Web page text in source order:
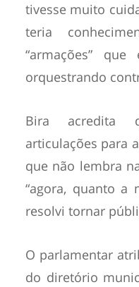
tivesse muito
teria
“armações” que
orquestrando
Bira acredita
articulações para
que não lembra
“agora, quanto a
resolvi tornar
O parlamentar
do diretório